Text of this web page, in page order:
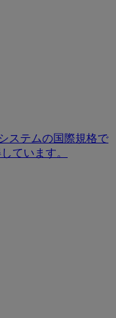
ステムの国際規格で
ています。